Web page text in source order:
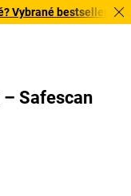
bestsellery
Safescan